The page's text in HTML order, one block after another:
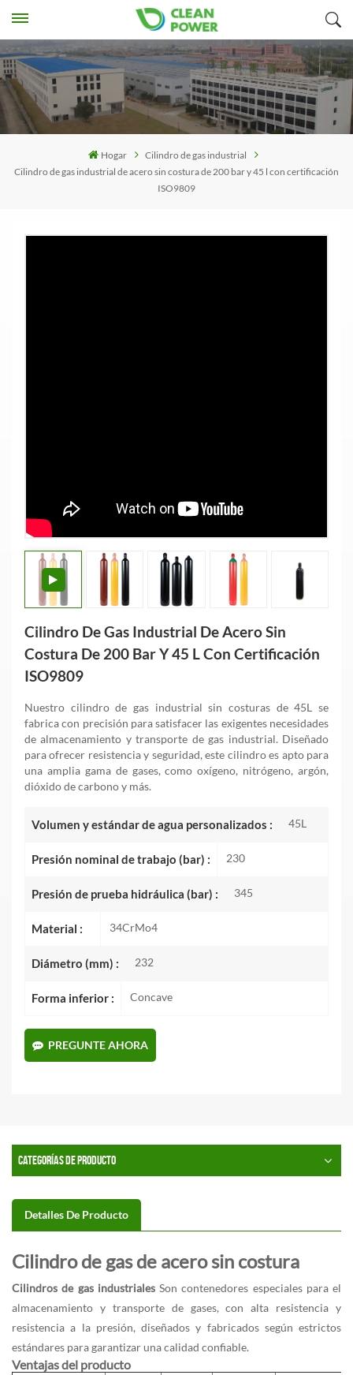
Hogar
Cilindro de gas industrial
Cilindro de gas industrial de acero sin costura de 200 bar y 45 l con certificación
ISO9809
Cilindro De Gas Industrial De Acero Sin
Costura De 200 Bar Y 45 L Con Certificación
ISO9809
Nuestro cilindro de gas industrial sin costuras de 45L se
fabrica con precisión para satisfacer las exigentes necesidades
de almacenamiento y transporte de gas industrial. Diseñado
para ofrecer resistencia y seguridad, este cilindro es apto para
una amplia gama de gases, como oxígeno, nitrógeno, argón,
dióxido de carbono y más.
Volumen y estándar de agua personalizados : 45L
Presión nominal de trabajo (bar) : 230
Presión de prueba hidráulica (bar) : 345
Material : 34CrMo4
Diámetro (mm) : 232
Forma inferior : Concave
PREGUNTE AHORA
CATEGORÍAS DE PRODUCTO
Detalles De Producto
Cilindro de gas de acero sin costura
Cilindros de gas industrialesSon contenedores especiales para el
almacenamiento y transporte de gases, con alta resistencia y
resistencia a la presión, diseñados y fabricados según estrictos
estándares para garantizar una calidad confiable.
Ventajas del producto